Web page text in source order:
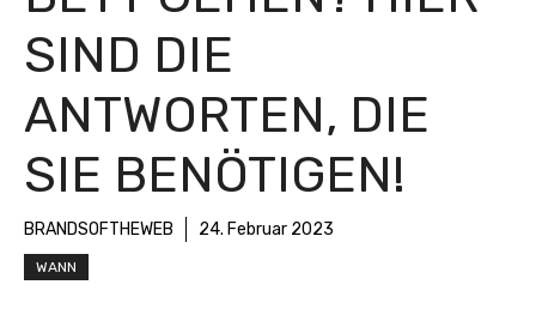
SIND DIE
ANTWORTEN, DIE
SIE BENÖTIGEN!
BRANDSOFTHEWEB 24. Februar 2023
WANN